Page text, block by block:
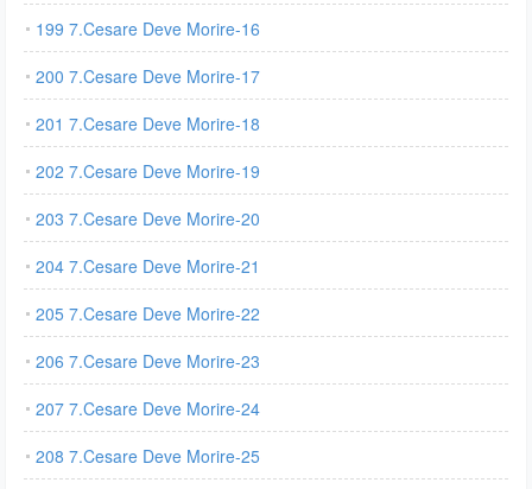
199 7.Cesare Deve Morire-16
200 7.Cesare Deve Morire-17
201 7.Cesare Deve Morire-18
202 7.Cesare Deve Morire-19
203 7.Cesare Deve Morire-20
204 7.Cesare Deve Morire-21
205 7.Cesare Deve Morire-22
206 7.Cesare Deve Morire-23
207 7.Cesare Deve Morire-24
208 7.Cesare Deve Morire-25